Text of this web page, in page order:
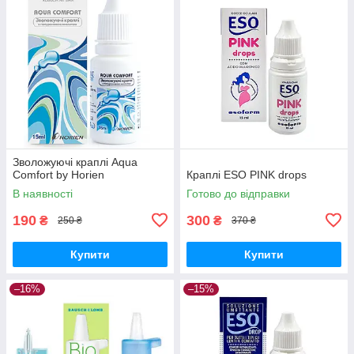
Зволожуючі краплі Aqua
Comfort by Horien
В наявності
190 ₴ 250 ₴
Купити
Краплі ESO PINK drops
Готово до відправки
300 ₴ 370 ₴
Купити
–16% –15%